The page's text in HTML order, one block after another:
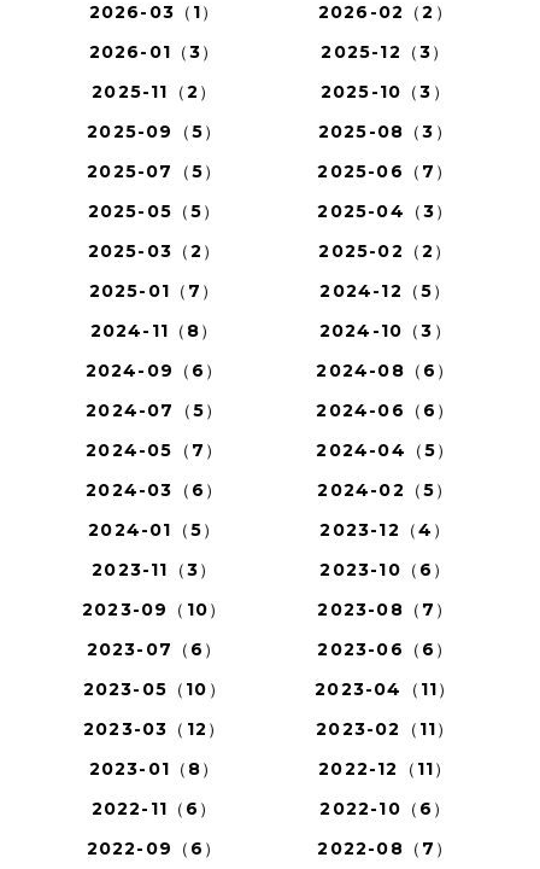
2026-03（1）
2026-02（2）
2026-01（3）
2025-12（3）
2025-11（2）
2025-10（3）
2025-09（5）
2025-08（3）
2025-07（5）
2025-06（7）
2025-05（5）
2025-04（3）
2025-03（2）
2025-02（2）
2025-01（7）
2024-12（5）
2024-11（8）
2024-10（3）
2024-09（6）
2024-08（6）
2024-07（5）
2024-06（6）
2024-05（7）
2024-04（5）
2024-03（6）
2024-02（5）
2024-01（5）
2023-12（4）
2023-11（3）
2023-10（6）
2023-09（10）
2023-08（7）
2023-07（6）
2023-06（6）
2023-05（10）
2023-04（11）
2023-03（12）
2023-02（11）
2023-01（8）
2022-12（11）
2022-11（6）
2022-10（6）
2022-09（6）
2022-08（7）